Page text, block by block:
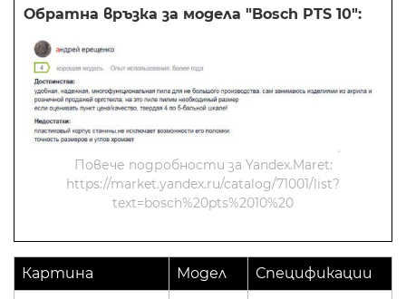
Обратна връзка за модела "Bosch PTS 10":
Повече подробности за Yandex.Maret:
https://market.yandex.ru/catalog/71001/list?
text=bosch%20pts%2010%20
Картина Модел Спецификации